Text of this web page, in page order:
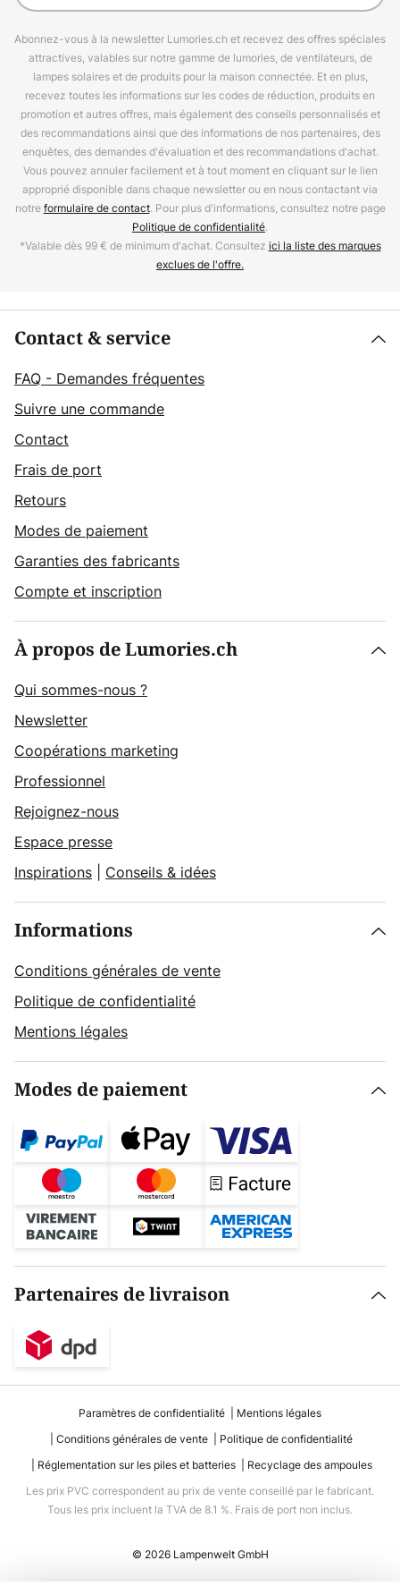
Abonnez-vous à la newsletter Lumories.ch et recevez des offres spéciales
attractives, valables sur notre gamme de lumories, de ventilateurs, de
lampes solaires et de produits pour la maison connectée. Et en plus,
recevez toutes les informations sur les codes de réduction, produits en
promotion et autres offres, mais également des conseils personnalisés et
des recommandations ainsi que des informations de nos partenaires, des
enquêtes, des demandes d'évaluation et des recommandations d'achat.
Vous pouvez annuler facilement et à tout moment en cliquant sur le lien
approprié disponible dans chaque newsletter ou en nous contactant via
notreformulaire de contact. Pour plus d'informations, consultez notre page
Politique de confidentialité.
*Valable dès 99 € de minimum d'achat. Consultez ici la liste des marques
exclues de l'offre.
Contact & service
FAQ - Demandes fréquentes
Suivre une commande
Contact
Frais de port
Retours
Modes de paiement
Garanties des fabricants
Compte et inscription
À propos de Lumories.ch
Qui sommes-nous ?
Newsletter
Coopérations marketing
Professionnel
Rejoignez-nous
Espace presse
Inspirations
Conseils & idées
Informations
Conditions générales de vente
Politique de confidentialité
Mentions légales
Modes de paiement
Partenaires de livraison
Paramètres de confidentialité
Mentions légales
Conditions générales de vente
Politique de confidentialité
Réglementation sur les piles et batteries
Recyclage des ampoules
Les prix PVC correspondent au prix de vente conseillé par le fabricant.
Tous les prix incluent la TVA de 8.1 %. Frais de port non inclus.
© 2026 Lampenwelt GmbH